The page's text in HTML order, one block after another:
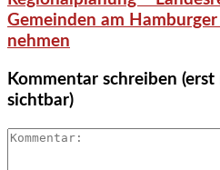
Gemeinden am
nehmen
Kommentar schreiben
sichtbar)